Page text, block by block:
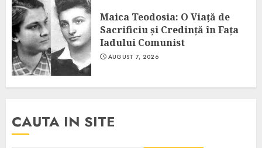
Maica Teodosia: O Viață de
Sacrificiu și Credință în Fața
Iadului Comunist
AUGUST 7, 2026
CAUTA IN SITE